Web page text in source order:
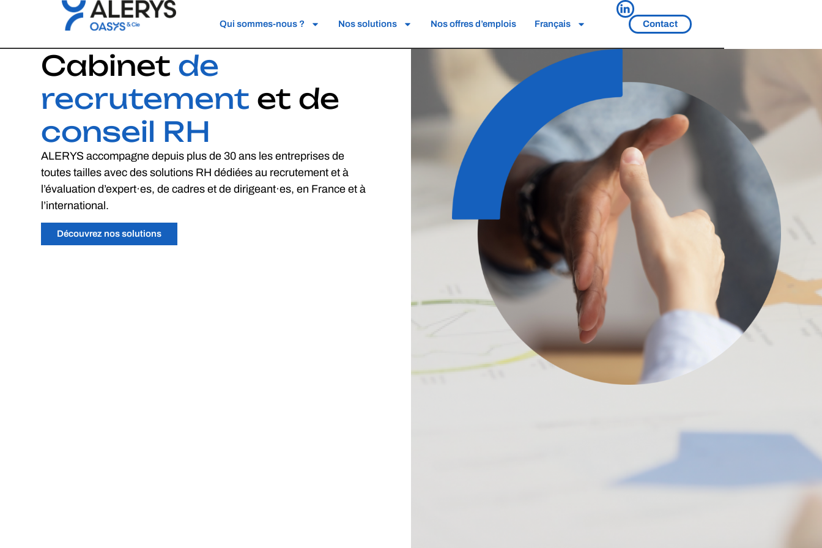
Qui sommes-nous ? Nos solutions Nos offres d’emplois Français Contact
Cabinet de
recrutement et de
conseil RH
ALERYS accompagne depuis plus de 30 ans les entreprises de
toutes tailles avec des solutions RH dédiées au recrutement et à
l’évaluation d’expert·es, de cadres et de dirigeant·es, en France et à
l’international.
Découvrez nos solutions